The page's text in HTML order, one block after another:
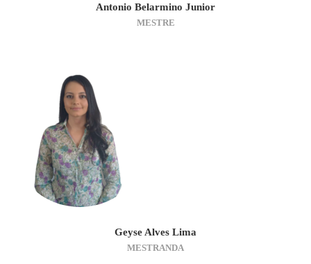
Antonio Belarmino Junior
MESTRE
Geyse Alves Lima
MESTRANDA